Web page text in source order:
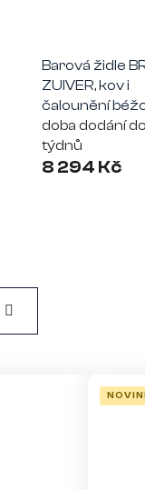
Barová židle
ZUIVER, kov i
čalounění
doba dodání
týdnů
8 294 Kč